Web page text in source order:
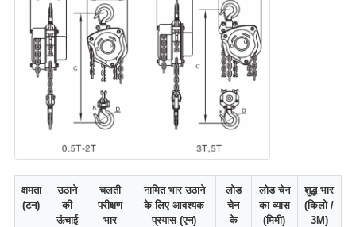
क्षमता
(टन)
उठाने
की
ऊंचाई
चलती
परीक्षण
भार
नामित भार उठाने
के लिए आवश्यक
प्रयास (एन)
लोड
चेन
के
लोड चेन
का व्यास
(मिमी)
शुद्ध भार
(किलो /
3M)